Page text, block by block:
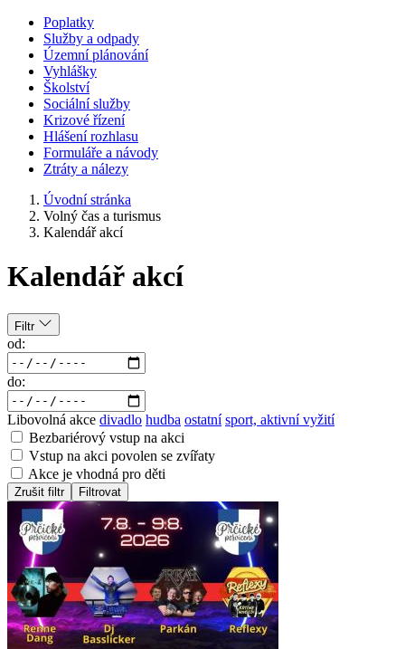
Poplatky
Služby a odpady
Územní plánování
Vyhlášky
Školství
Sociální služby
Krizové řízení
Hlášení rozhlasu
Formuláře a návody
Ztráty a nálezy
Úvodní stránka
Volný čas a turismus
Kalendář akcí
Kalendář akcí
Filtr
od:
do:
Libovolná akce divadlo hudba ostatní sport, aktivní vyžití
Bezbariérový vstup na akci
Vstup na akci povolen se zvířaty
Akce je vhodná pro děti
Zrušit filtr Filtrovat